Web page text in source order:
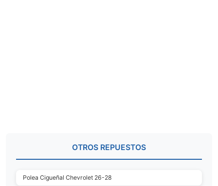
OTROS REPUESTOS
Polea Cigueñal Chevrolet 26-28